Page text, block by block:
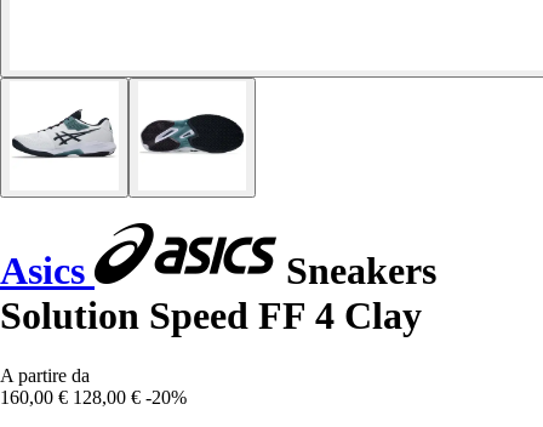
Asics
Sneakers
Solution Speed FF 4 Clay
A partire da
160,00 € 128,00 € -20%